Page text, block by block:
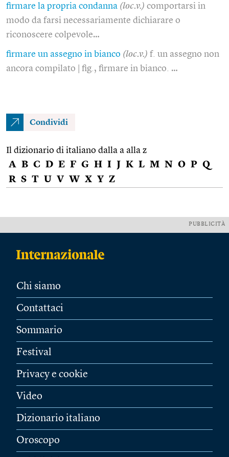
firmare la propria condanna (loc.v.) comportarsi in
modo da farsi necessariamente dichiarare o
riconoscere colpevole…
firmare un assegno in bianco (loc.v.) f. un assegno non
ancora compilato | fig., firmare in bianco. …
Condividi
Il dizionario di italiano dalla a alla z
A B C D E F G H I J K L M N O P Q
R S T U V W X Y Z
PUBBLICITÀ
Chi siamo
Contattaci
Sommario
Festival
Privacy e cookie
Video
Dizionario italiano
Oroscopo